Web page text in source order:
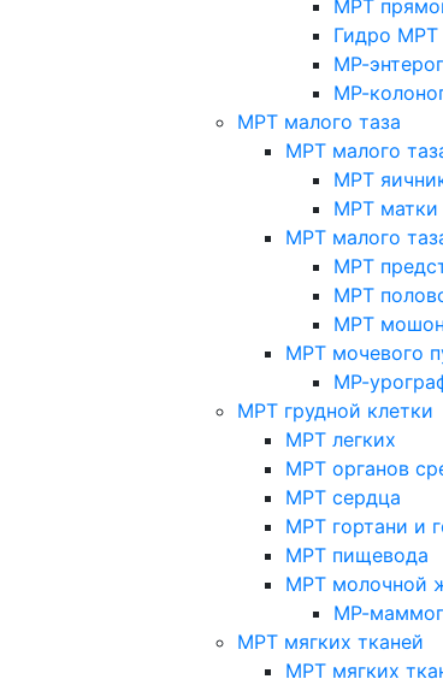
МРТ
Гидро МРТ
МР-
МР-
МРТ малого таза
МРТ малого
МРТ
МРТ матки
МРТ малого
МРТ
МРТ
МРТ
МРТ мочевого
МР-
МРТ грудной клетки
МРТ легких
МРТ органов
МРТ сердца
МРТ гортани и
МРТ пищевода
МРТ молочной
МР-
МРТ мягких тканей
МРТ мягких